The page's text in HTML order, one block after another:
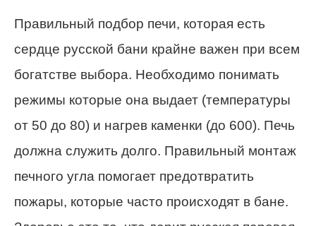
Правильный подбор печи, которая есть
сердце русской бани крайне важен при всем
богатстве выбора. Необходимо понимать
режимы которые она выдает (температуры
от 50 до 80) и нагрев каменки (до 600). Печь
должна служить долго. Правильный монтаж
печного угла помогает предотвратить
пожары, которые часто происходят в бане.